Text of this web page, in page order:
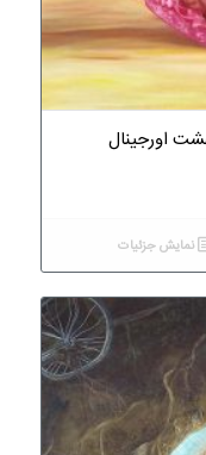
اورجینال
نمایش جزئیات